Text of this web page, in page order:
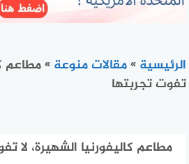
الرئيسية »مقالات منوعة »مطاعم
تفوت تجربتها
مطاعم كاليفورنيا الشهيرة، لا